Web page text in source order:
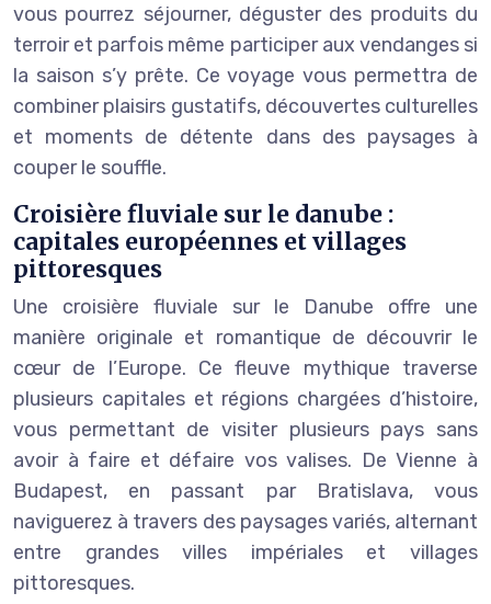
vous pourrez séjourner, déguster des produits du
terroir et parfois même participer aux vendanges si
la saison s’y prête. Ce voyage vous permettra de
combiner plaisirs gustatifs, découvertes culturelles
et moments de détente dans des paysages à
couper le souffle.
Croisière fluviale sur le danube :
capitales européennes et villages
pittoresques
Une croisière fluviale sur le Danube offre une
manière originale et romantique de découvrir le
cœur de l’Europe. Ce fleuve mythique traverse
plusieurs capitales et régions chargées d’histoire,
vous permettant de visiter plusieurs pays sans
avoir à faire et défaire vos valises. De Vienne à
Budapest, en passant par Bratislava, vous
naviguerez à travers des paysages variés, alternant
entre grandes villes impériales et villages
pittoresques.